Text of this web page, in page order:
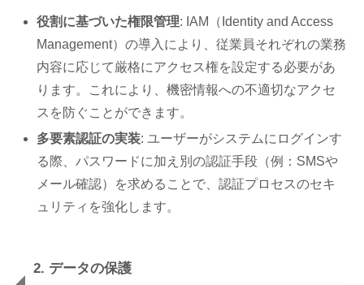
役割に基づいた権限管理: IAM（Identity and Access
Management）の導入により、従業員それぞれの業務
内容に応じて厳格にアクセス権を設定する必要があ
ります。これにより、機密情報への不適切なアクセ
スを防ぐことができます。
多要素認証の実装: ユーザーがシステムにログインす
る際、パスワードに加え別の認証手段（例：SMSや
メール確認）を求めることで、認証プロセスのセキ
ュリティを強化します。
2. データの保護